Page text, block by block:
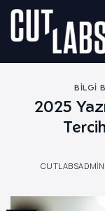
İçeriğe
BILGI
2025
CUTLABSADMIN